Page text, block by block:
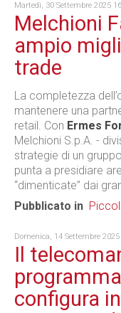
Martedì, 30 Settembre 2025
Melchioni
ampio
trade
La completezza
mantenere una
retail. Con Ermes
Melchioni S.p.A. -
strategie di un
punta a presidiare
“dimenticate” dai
Pubblicato in
Domenica, 14 Settembre 2025
Il
configura